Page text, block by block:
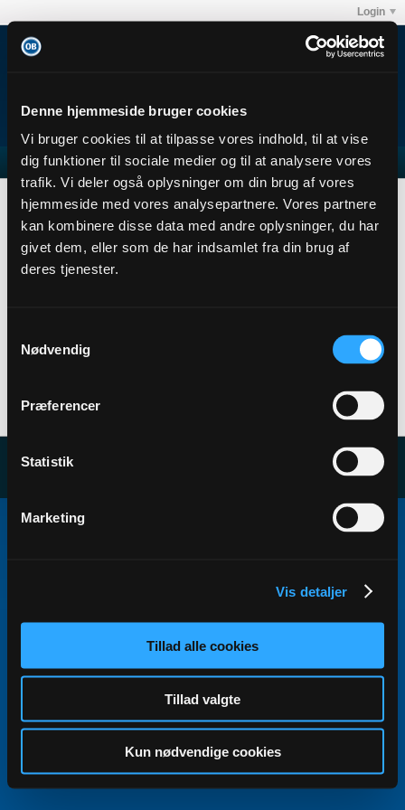
Denne hjemmeside bruger cookies
Vi bruger cookies til at tilpasse vores indhold, til at vise
dig funktioner til sociale medier og til at analysere vores
trafik. Vi deler også oplysninger om din brug af vores
hjemmeside med vores analysepartnere. Vores partnere
kan kombinere disse data med andre oplysninger, du har
givet dem, eller som de har indsamlet fra din brug af
deres tjenester.
Nødvendig
Præferencer
Statistik
Marketing
Vis detaljer
Tillad alle cookies
Tillad valgte
Kun nødvendige cookies
Login
Club OB's debatforum
Transfervinduet sommeren 2014 - ønsker og
muligheder
Copyright ©2000 - 2026, Jelsoft Enterprises Ltd.
All times are GMT+1. This page was generated at 07:08.